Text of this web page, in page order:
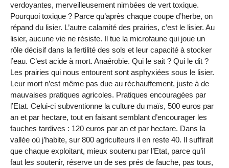
verdoyantes, merveilleusement nimbées de vert toxique.
Pourquoi toxique ? Parce qu’après chaque coupe d’herbe, on
répand du lisier. L’autre calamité des prairies, c’est le lisier. Au
lisier, aucune vie ne résiste. Il tue la microfaune qui joue un
rôle décisif dans la fertilité des sols et leur capacité à stocker
l’eau. C’est acide à mort. Anaérobie. Qui le sait ? Qui le dit ?
Les prairies qui nous entourent sont asphyxiées sous le lisier.
Leur mort n’est même pas due au réchauffement, juste à de
mauvaises pratiques agricoles. Pratiques encouragées par
l’Etat. Celui-ci subventionne la culture du maïs, 500 euros par
an et par hectare, tout en faisant semblant d’encourager les
fauches tardives : 120 euros par an et par hectare. Dans la
vallée où j’habite, sur 800 agriculteurs il en reste 40. Il suffirait
que chaque exploitant, mieux soutenu par l’Etat, parce qu’il
faut les soutenir, réserve un de ses prés de fauche, pas tous,